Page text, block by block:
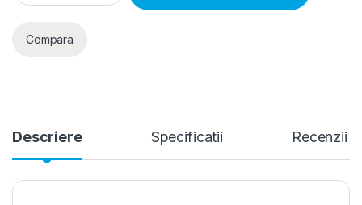
Compara
Descriere Specificatii Recenzii